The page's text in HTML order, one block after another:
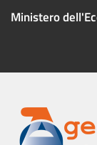
Ministero
Menu
servizio